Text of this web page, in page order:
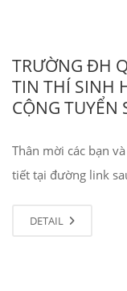
TRƯỜNG ĐH
TIN THÍ SINH
CỘNG
Thân mời các bạn
tiết tại đường link
DETAIL